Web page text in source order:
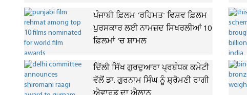
ਪੰਜਾਬੀ ਫ਼ਿਲਮ 'ਰਹਿਮਤ' ਵਿਸ਼ਵ ਫ਼ਿਲਮ
ਪੁਰਸਕਾਰ ਲਈ ਨਾਮਜ਼ਦ ਸਿਖਰਲੀਆਂ 10
ਫ਼ਿਲਮਾਂ 'ਚ ਸ਼ਾਮਲ
ਦਿੱਲੀ ਸਿੱਖ ਗੁਰਦੁਆਰਾ ਪ੍ਰਬੰਧਕ ਕਮੇਟੀ
ਵੱਲੋਂ ਡਾ. ਗੁਰਨਾਮ ਸਿੰਘ ਨੂੰ ਸ਼੍ਰੋਮਣੀ ਰਾਗੀ